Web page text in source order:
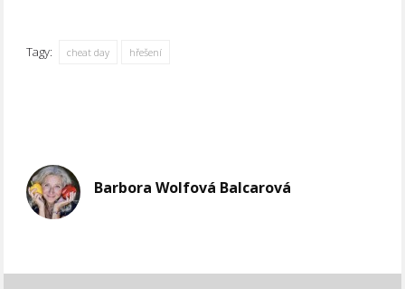
Tagy: cheat day hřešení
Barbora Wolfová Balcarová